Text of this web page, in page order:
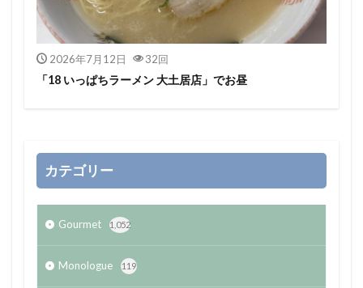
2026年7月12日 32回
「18 いっぱちラーメン 大土居店」でお昼
カテゴリー
Gourmet 1,052
Monologue 119